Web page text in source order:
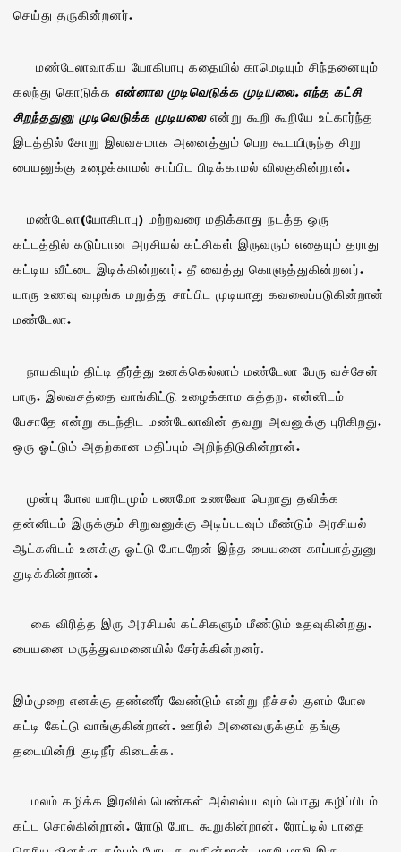
செய்து தருகின்றனர்.
மண்டேலாவாகிய யோகிபாபு கதையில் காமெடியும் சிந்தனையும்
கலந்து கொடுக்க என்னால முடிவெடுக்க முடியலை. எந்த கட்சி
சிறந்ததுனு முடிவெடுக்க முடியலைஎன்று கூறி கூறியே உட்கார்ந்த
இடத்தில் சோறு இலவசமாக அனைத்தும் பெற கூடயிருந்த சிறு
பையனுக்கு உழைக்காமல் சாப்பிட பிடிக்காமல் விலகுகின்றான்.
மண்டேலா(யோகிபாபு) மற்றவரை மதிக்காது நடத்த ஒரு
கட்டத்தில் கடுப்பான அரசியல் கட்சிகள் இருவரும் எதையும் தராது
கட்டிய வீட்டை இடிக்கின்றனர். தீ வைத்து கொளுத்துகின்றனர்.
யாரு உணவு வழங்க மறுத்து சாப்பிட முடியாது கவலைப்படுகின்றான்
மண்டேலா.
நாயகியும் திட்டி தீர்த்து உனக்கெல்லாம் மண்டேலா பேரு வச்சேன்
பாரு. இலவசத்தை வாங்கிட்டு உழைக்காம சுத்தற. என்னிடம்
பேசாதே என்று கடந்திட மண்டேலாவின் தவறு அவனுக்கு புரிகிறது.
ஒரு ஓட்டும் அதற்கான மதிப்பும் அறிந்திடுகின்றான்.
முன்பு போல யாரிடமும் பணமோ உணவோ பெறாது தவிக்க
தன்னிடம் இருக்கும் சிறுவனுக்கு அடிப்படவும் மீண்டும் அரசியல்
ஆட்களிடம் உனக்கு ஓட்டு போடறேன் இந்த பையனை காப்பாத்துனு
துடிக்கின்றான்.
கை விரித்த இரு அரசியல் கட்சிகளும் மீண்டும் உதவுகின்றது.
பையனை மருத்துவமனையில் சேர்க்கின்றனர்.
இம்முறை எனக்கு தண்ணீர் வேண்டும் என்று நீச்சல் குளம் போல
கட்டி கேட்டு வாங்குகின்றான். ஊரில் அனைவருக்கும் தங்கு
தடையின்றி குடிநீர் கிடைக்க.
மலம் கழிக்க இரவில் பெண்கள் அல்லல்படவும் பொது கழிப்பிடம்
கட்ட சொல்கின்றான். ரோடு போட கூறுகின்றான். ரோட்டில் பாதை